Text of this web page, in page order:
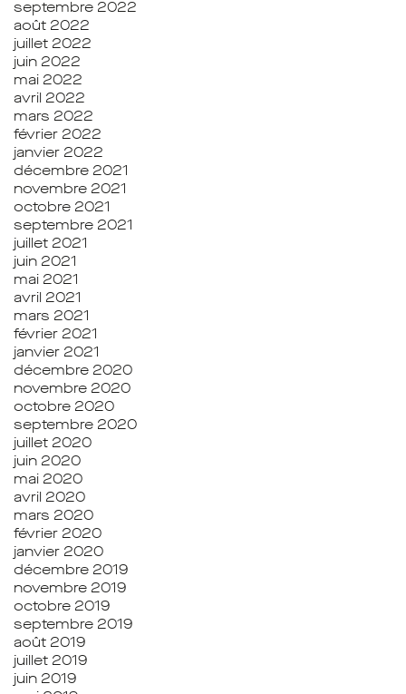
septembre 2022
août 2022
juillet 2022
juin 2022
mai 2022
avril 2022
mars 2022
février 2022
janvier 2022
décembre 2021
novembre 2021
octobre 2021
septembre 2021
juillet 2021
juin 2021
mai 2021
avril 2021
mars 2021
février 2021
janvier 2021
décembre 2020
novembre 2020
octobre 2020
septembre 2020
juillet 2020
juin 2020
mai 2020
avril 2020
mars 2020
février 2020
janvier 2020
décembre 2019
novembre 2019
octobre 2019
septembre 2019
août 2019
juillet 2019
juin 2019